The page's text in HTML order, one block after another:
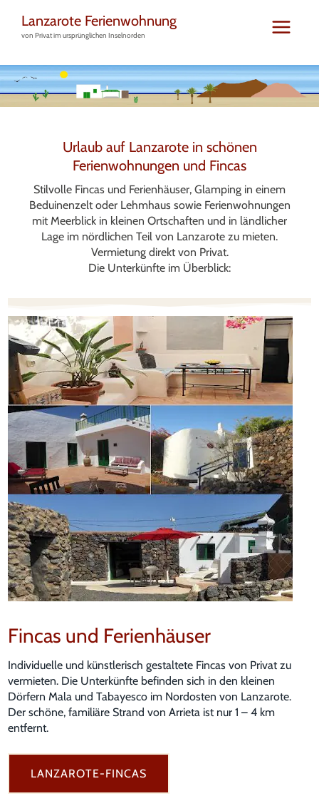
Inhalt
springen
Lanzarote Ferienwohnung
von Privat im ursprünglichen Inselnorden
Urlaub auf Lanzarote in schönen
Ferienwohnungen und Fincas
Stilvolle Fincas und Ferienhäuser, Glamping in einem
Beduinenzelt oder Lehmhaus sowie Ferienwohnungen
mit Meerblick in kleinen Ortschaften und in ländlicher
Lage im nördlichen Teil von Lanzarote zu mieten.
Vermietung direkt von Privat.
Die Unterkünfte im Überblick:
Fincas und Ferienhäuser
Individuelle und künstlerisch gestaltete Fincas von Privat zu
vermieten. Die Unterkünfte befinden sich in den kleinen
Dörfern Mala und Tabayesco im Nordosten von Lanzarote.
Der schöne, familiäre Strand von Arrieta ist nur 1 – 4 km
entfernt.
LANZAROTE-FINCAS